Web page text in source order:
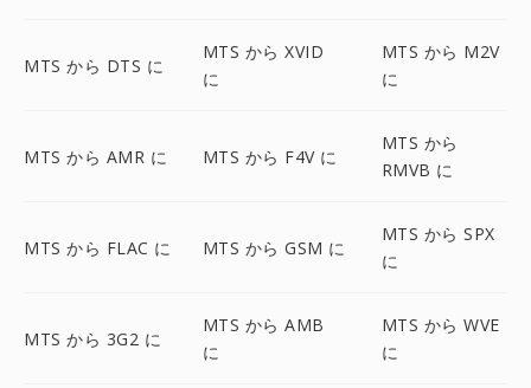
MTS から DTS に
MTS から XVID
に
MTS から M2V
に
MTS から AMR に MTS から F4V に
MTS から
RMVB に
MTS から FLAC に MTS から GSM に
MTS から SPX
に
MTS から 3G2 に
MTS から AMB
に
MTS から WVE
に